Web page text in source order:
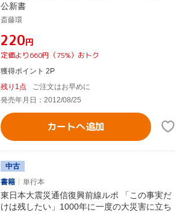
公新書
斎藤環
¥220円
定価より660円（75%）おトク
獲得ポイント 2P
残り1点
ご注文はお早めに
発売年月日：2012/08/25
カートへ追加
中古
書籍
単行本
東日本大震災通信復興前線ルポ 「この事実だ
けは残したい」1000年に一度の大災害に立ち